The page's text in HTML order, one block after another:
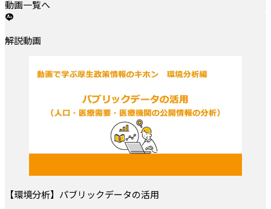
動画一覧へ
解説動画
【環境分析】パブリックデータの活用